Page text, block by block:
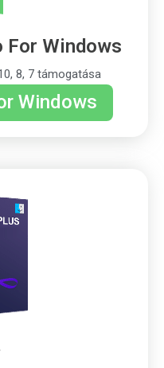
For Windows
8, 7 támogatása
Windows